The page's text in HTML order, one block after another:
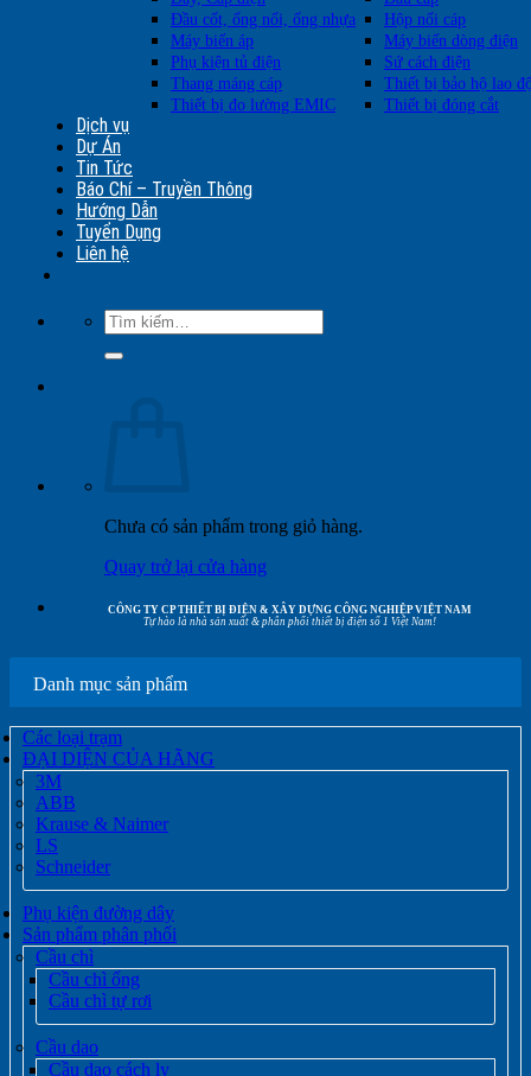
Đầu cốt, ống nối, ống nhựa
Hộp nối cáp
Máy biến áp
Máy biến dòng điện
Phụ kiện tủ điện
Sứ cách điện
Thang máng cáp
Thiết bị bảo hộ lao
Thiết bị đo lường EMIC
Thiết bị đóng cắt
Dịch vụ
Dự Án
Tin Tức
Báo Chí – Truyền Thông
Hướng Dẫn
Tuyển Dụng
Liên hệ
Tìm
kiếm:
Chưa có sản phẩm trong giỏ hàng.
Quay trở lại cửa hàng
CÔNG TY CP THIẾT BỊ ĐIỆN & XÂY DỰNG CÔNG NGHIỆP VIỆT NAM
Tự hào là nhà sản xuất & phân phối thiết bị điện số 1 Việt Nam!
Danh mục sản phẩm
Các loại trạm
ĐẠI DIỆN CỦA HÃNG
3M
ABB
Krause & Naimer
LS
Schneider
Phụ kiện đường dây
Sản phẩm phân phối
Cầu chì
Cầu chì ống
Cầu chì tự rơi
Cầu dao
Cầu dao cách ly